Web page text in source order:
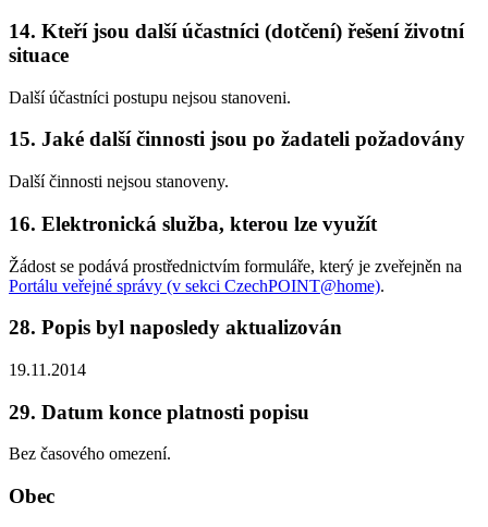
14. Kteří jsou další účastníci (dotčení) řešení životní
situace
Další účastníci postupu nejsou stanoveni.
15. Jaké další činnosti jsou po žadateli požadovány
Další činnosti nejsou stanoveny.
16. Elektronická služba, kterou lze využít
Žádost se podává prostřednictvím formuláře, který je zveřejněn na
Portálu veřejné správy (v sekci CzechPOINT@home).
28. Popis byl naposledy aktualizován
19.11.2014
29. Datum konce platnosti popisu
Bez časového omezení.
Obec